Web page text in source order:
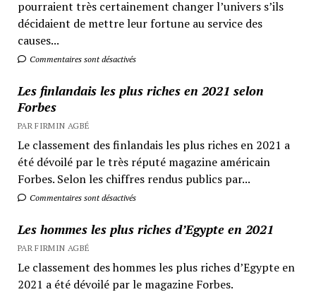
pourraient très certainement changer l’univers s’ils
décidaient de mettre leur fortune au service des
causes...
Commentaires sont désactivés
Les finlandais les plus riches en 2021 selon
Forbes
PAR FIRMIN AGBÉ
Le classement des finlandais les plus riches en 2021 a
été dévoilé par le très réputé magazine américain
Forbes. Selon les chiffres rendus publics par...
Commentaires sont désactivés
Les hommes les plus riches d’Egypte en 2021
PAR FIRMIN AGBÉ
Le classement des hommes les plus riches d’Egypte en
2021 a été dévoilé par le magazine Forbes.